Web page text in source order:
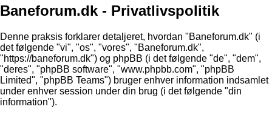
Baneforum.dk - Privatlivspolitik
Denne praksis forklarer detaljeret, hvordan "Baneforum.dk" (i
det følgende "vi", "os", "vores", "Baneforum.dk",
"https://baneforum.dk") og phpBB (i det følgende "de", "dem",
"deres", "phpBB software", "www.phpbb.com", "phpBB
Limited", "phpBB Teams") bruger enhver information indsamlet
under enhver session under din brug (i det følgende "din
information").